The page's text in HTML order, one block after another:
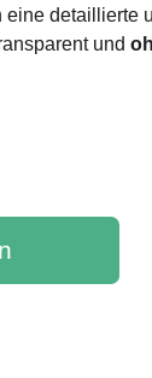
detaillierte
und